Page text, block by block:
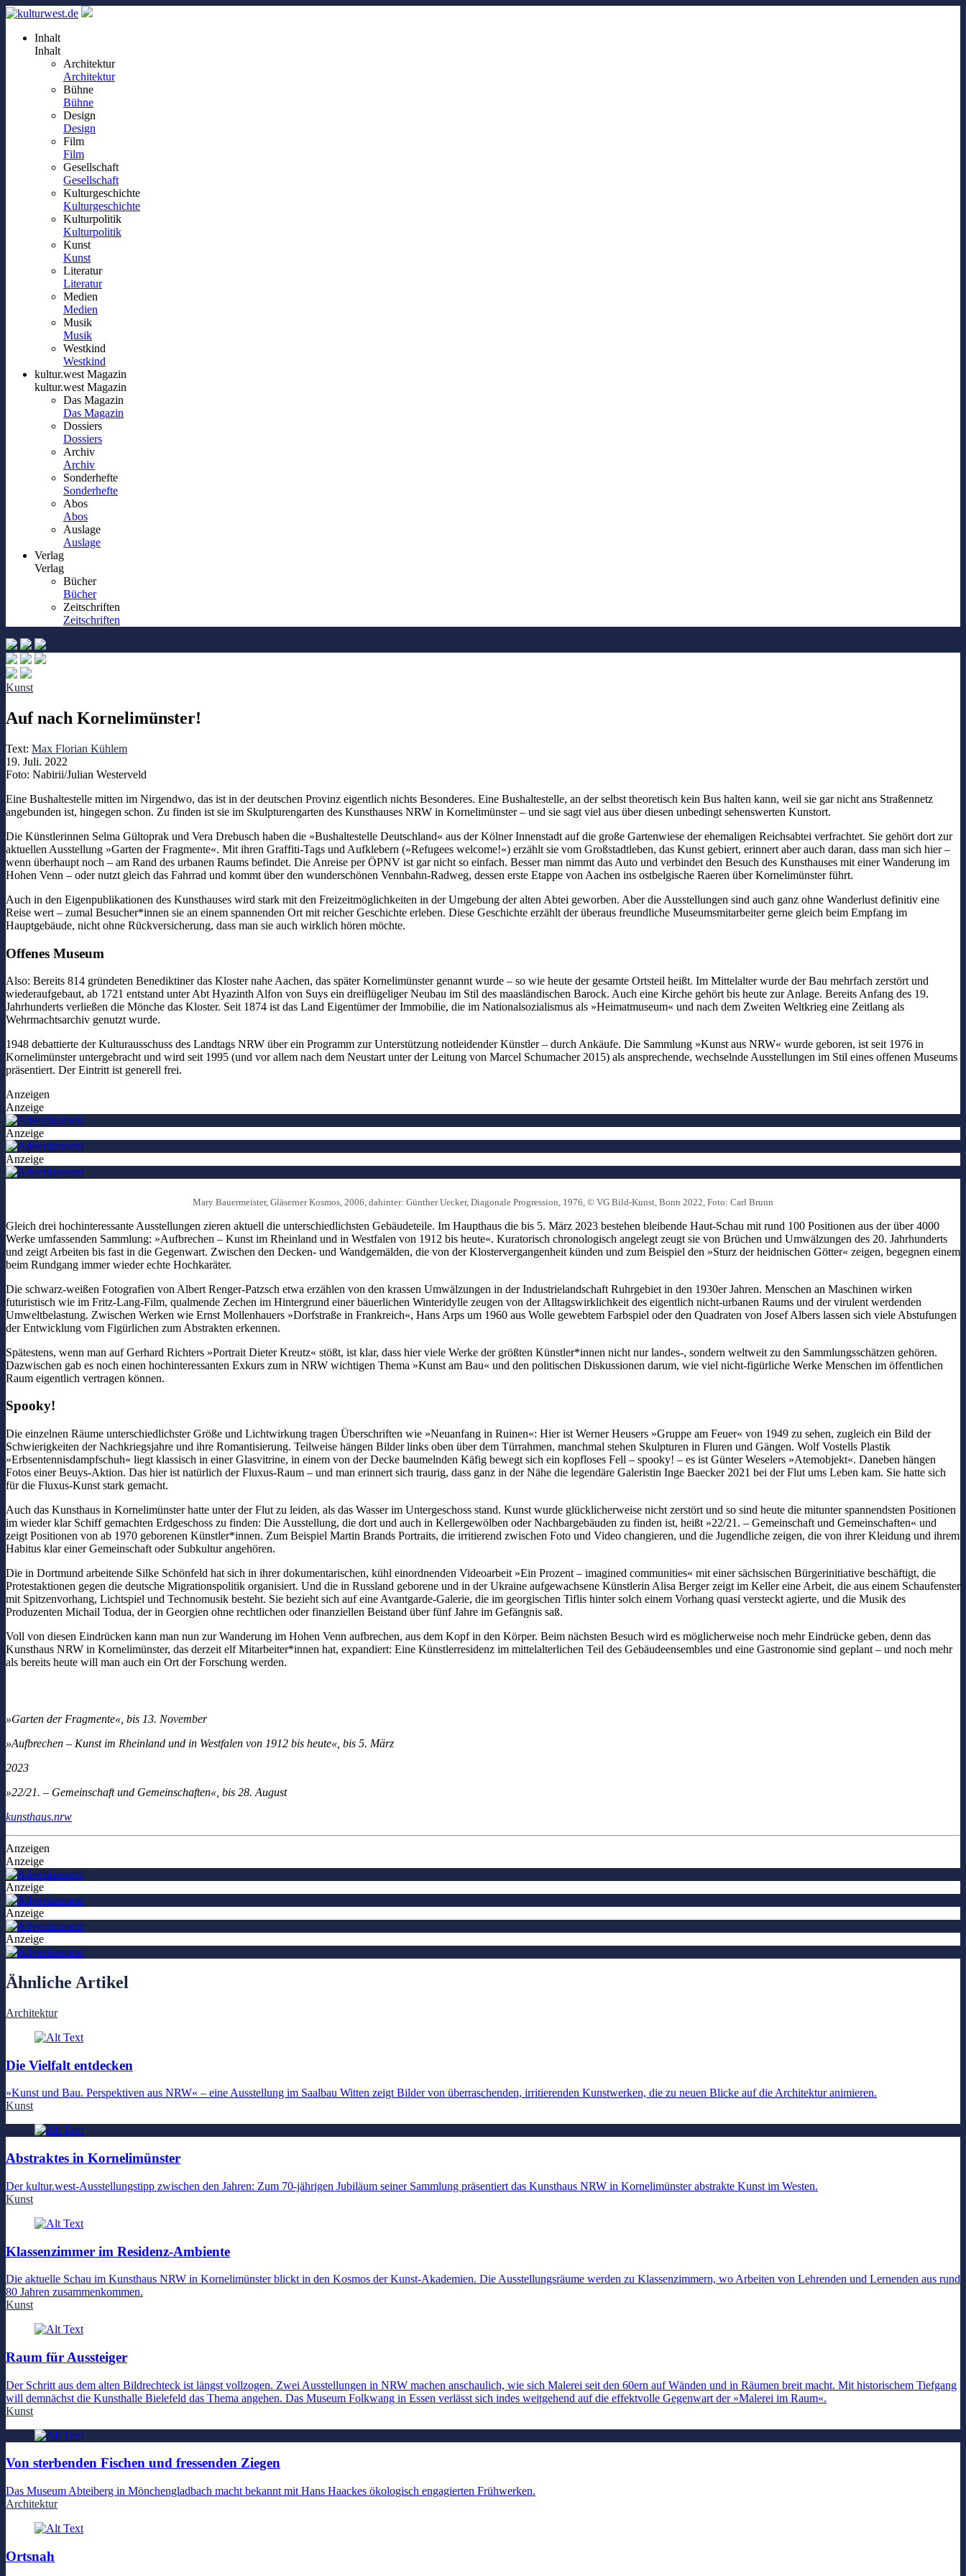
Inhalt
Inhalt
Architektur
Architektur
Bühne
Bühne
Design
Design
Film
Film
Gesellschaft
Gesellschaft
Kulturgeschichte
Kulturgeschichte
Kulturpolitik
Kulturpolitik
Kunst
Kunst
Literatur
Literatur
Medien
Medien
Musik
Musik
Westkind
Westkind
kultur.west Magazin
kultur.west Magazin
Das Magazin
Das Magazin
Dossiers
Dossiers
Archiv
Archiv
Sonderhefte
Sonderhefte
Abos
Abos
Auslage
Auslage
Verlag
Verlag
Bücher
Bücher
Zeitschriften
Zeitschriften
Kunst
Auf nach Kornelimünster!
Text: Max Florian Kühlem
19. Juli. 2022
Foto: Nabirii/Julian Westerveld
Eine Bushaltestelle mitten im Nirgendwo, das ist in der deutschen Provinz eigentlich nichts Besonderes. Eine Bushaltestelle, an der selbst theoretisch kein Bus halten kann, weil sie gar nicht ans Straßennetz
angebunden ist, hingegen schon. Zu finden ist sie im Skulpturengarten des Kunsthauses NRW in Kornelimünster – und sie sagt viel aus über diesen unbedingt sehenswerten Kunstort.
Die Künstlerinnen Selma Gültoprak und Vera Drebusch haben die »Bushaltestelle Deutschland« aus der Kölner Innenstadt auf die große Gartenwiese der ehemaligen Reichsabtei verfrachtet. Sie gehört dort zur
aktuellen Ausstellung »Garten der Fragmente«. Mit ihren Graffiti-Tags und Aufklebern (»Refugees welcome!«) erzählt sie vom Großstadtleben, das Kunst gebiert, erinnert aber auch daran, dass man sich hier –
wenn überhaupt noch – am Rand des urbanen Raums befindet. Die Anreise per ÖPNV ist gar nicht so einfach. Besser man nimmt das Auto und verbindet den Besuch des Kunsthauses mit einer Wanderung im
Hohen Venn – oder nutzt gleich das Fahrrad und kommt über den wunderschönen Vennbahn-Radweg, dessen erste Etappe von Aachen ins ostbelgische Raeren über Kornelimünster führt.
Auch in den Eigenpublikationen des Kunsthauses wird stark mit den Freizeitmöglichkeiten in der Umgebung der alten Abtei geworben. Aber die Ausstellungen sind auch ganz ohne Wanderlust definitiv eine
Reise wert – zumal Besucher*innen sie an einem spannenden Ort mit reicher Geschichte erleben. Diese Geschichte erzählt der überaus freundliche Museumsmitarbeiter gerne gleich beim Empfang im
Hauptgebäude, nicht ohne Rückversicherung, dass man sie auch wirklich hören möchte.
Offenes Museum
Also: Bereits 814 gründeten Benediktiner das Kloster nahe Aachen, das später Kornelimünster genannt wurde – so wie heute der gesamte Ortsteil heißt. Im Mittelalter wurde der Bau mehrfach zerstört und
wiederaufgebaut, ab 1721 entstand unter Abt Hyazinth Alfon von Suys ein dreiflügeliger Neubau im Stil des maasländischen Barock. Auch eine Kirche gehört bis heute zur Anlage. Bereits Anfang des 19.
Jahrhunderts verließen die Mönche das Kloster. Seit 1874 ist das Land Eigentümer der Immobilie, die im Nationalsozialismus als »Heimatmuseum« und nach dem Zweiten Weltkrieg eine Zeitlang als
Wehrmachtsarchiv genutzt wurde.
1948 debattierte der Kulturausschuss des Landtags NRW über ein Programm zur Unterstützung notleidender Künstler – durch Ankäufe. Die Sammlung »Kunst aus NRW« wurde geboren, ist seit 1976 in
Kornelimünster untergebracht und wird seit 1995 (und vor allem nach dem Neustart unter der Leitung von Marcel Schumacher 2015) als ansprechende, wechselnde Ausstellungen im Stil eines offenen Museums
präsentiert. Der Eintritt ist generell frei.
Anzeigen
Anzeige
Anzeige
Anzeige
Mary Bauermeister, Gläserner Kosmos, 2006, dahinter: Günther Uecker, Diagonale Progression, 1976, © VG Bild-Kunst, Bonn 2022, Foto: Carl Brunn
Gleich drei hochinteressante Ausstellungen zieren aktuell die unterschiedlichsten Gebäudeteile. Im Haupthaus die bis 5. März 2023 bestehen bleibende Haut-Schau mit rund 100 Positionen aus der über 4000
Werke umfassenden Sammlung: »Aufbrechen – Kunst im Rheinland und in Westfalen von 1912 bis heute«. Kuratorisch chronologisch angelegt zeugt sie von Brüchen und Umwälzungen des 20. Jahrhunderts
und zeigt Arbeiten bis fast in die Gegenwart. Zwischen den Decken- und Wandgemälden, die von der Klostervergangenheit künden und zum Beispiel den »Sturz der heidnischen Götter« zeigen, begegnen einem
beim Rundgang immer wieder echte Hochkaräter.
Die schwarz-weißen Fotografien von Albert Renger-Patzsch etwa erzählen von den krassen Umwälzungen in der Industrielandschaft Ruhrgebiet in den 1930er Jahren. Menschen an Maschinen wirken
futuristisch wie im Fritz-Lang-Film, qualmende Zechen im Hintergrund einer bäuerlichen Winteridylle zeugen von der Alltagswirklichkeit des eigentlich nicht-urbanen Raums und der virulent werdenden
Umweltbelastung. Zwischen Werken wie Ernst Mollenhauers »Dorfstraße in Frankreich«, Hans Arps um 1960 aus Wolle gewebtem Farbspiel oder den Quadraten von Josef Albers lassen sich viele Abstufungen
der Entwicklung vom Figürlichen zum Abstrakten erkennen.
Spätestens, wenn man auf Gerhard Richters »Portrait Dieter Kreutz« stößt, ist klar, dass hier viele Werke der größten Künstler*innen nicht nur landes-, sondern weltweit zu den Sammlungsschätzen gehören.
Dazwischen gab es noch einen hochinteressanten Exkurs zum in NRW wichtigen Thema »Kunst am Bau« und den politischen Diskussionen darum, wie viel nicht-figürliche Werke Menschen im öffentlichen
Raum eigentlich vertragen können.
Spooky!
Die einzelnen Räume unterschiedlichster Größe und Lichtwirkung tragen Überschriften wie »Neuanfang in Ruinen«: Hier ist Werner Heusers »Gruppe am Feuer« von 1949 zu sehen, zugleich ein Bild der
Schwierigkeiten der Nachkriegsjahre und ihre Romantisierung. Teilweise hängen Bilder links oben über dem Türrahmen, manchmal stehen Skulpturen in Fluren und Gängen. Wolf Vostells Plastik
»Erbsentennisdampfschuh« liegt klassisch in einer Glasvitrine, in einem von der Decke baumelnden Käfig bewegt sich ein kopfloses Fell – spooky! – es ist Günter Weselers »Atemobjekt«. Daneben hängen
Fotos einer Beuys-Aktion. Das hier ist natürlich der Fluxus-Raum – und man erinnert sich traurig, dass ganz in der Nähe die legendäre Galeristin Inge Baecker 2021 bei der Flut ums Leben kam. Sie hatte sich
für die Fluxus-Kunst stark gemacht.
Auch das Kunsthaus in Kornelimünster hatte unter der Flut zu leiden, als das Wasser im Untergeschoss stand. Kunst wurde glücklicherweise nicht zerstört und so sind heute die mitunter spannendsten Positionen
im wieder klar Schiff gemachten Erdgeschoss zu finden: Die Ausstellung, die dort und auch in Kellergewölben oder Nachbargebäuden zu finden ist, heißt »22/21. – Gemeinschaft und Gemeinschaften« und
zeigt Positionen von ab 1970 geborenen Künstler*innen. Zum Beispiel Martin Brands Portraits, die irritierend zwischen Foto und Video changieren, und die Jugendliche zeigen, die von ihrer Kleidung und ihrem
Habitus klar einer Gemeinschaft oder Subkultur angehören.
Die in Dortmund arbeitende Silke Schönfeld hat sich in ihrer dokumentarischen, kühl einordnenden Videoarbeit »Ein Prozent – imagined communities« mit einer sächsischen Bürgerinitiative beschäftigt, die
Protestaktionen gegen die deutsche Migrationspolitik organisiert. Und die in Russland geborene und in der Ukraine aufgewachsene Künstlerin Alisa Berger zeigt im Keller eine Arbeit, die aus einem Schaufenster
mit Spitzenvorhang, Lichtspiel und Technomusik besteht. Sie bezieht sich auf eine Avantgarde-Galerie, die im georgischen Tiflis hinter solch einem Vorhang quasi versteckt agierte, und die Musik des
Produzenten Michail Todua, der in Georgien ohne rechtlichen oder finanziellen Beistand über fünf Jahre im Gefängnis saß.
Voll von diesen Eindrücken kann man nun zur Wanderung im Hohen Venn aufbrechen, aus dem Kopf in den Körper. Beim nächsten Besuch wird es möglicherweise noch mehr Eindrücke geben, denn das
Kunsthaus NRW in Kornelimünster, das derzeit elf Mitarbeiter*innen hat, expandiert: Eine Künstlerresidenz im mittelalterlichen Teil des Gebäudeensembles und eine Gastronomie sind geplant – und noch mehr
als bereits heute will man auch ein Ort der Forschung werden.
»Garten der Fragmente«, bis 13. November
»Aufbrechen – Kunst im Rheinland und in Westfalen von 1912 bis heute«, bis 5. März
2023
»22/21. – Gemeinschaft und Gemeinschaften«, bis 28. August
kunsthaus.nrw
Anzeigen
Anzeige
Anzeige
Anzeige
Anzeige
Ähnliche Artikel
Architektur
Die Vielfalt entdecken
»Kunst und Bau. Perspektiven aus NRW« – eine Ausstellung im Saalbau Witten zeigt Bilder von überraschenden, irritierenden Kunstwerken, die zu neuen Blicke auf die Architektur animieren.
Kunst
Abstraktes in Kornelimünster
Der kultur.west-Ausstellungstipp zwischen den Jahren: Zum 70-jährigen Jubiläum seiner Sammlung präsentiert das Kunsthaus NRW in Kornelimünster abstrakte Kunst im Westen.
Kunst
Klassenzimmer im Residenz-Ambiente
Die aktuelle Schau im Kunsthaus NRW in Kornelimünster blickt in den Kosmos der Kunst-Akademien. Die Ausstellungsräume werden zu Klassenzimmern, wo Arbeiten von Lehrenden und Lernenden aus rund
80 Jahren zusammenkommen.
Kunst
Raum für Aussteiger
Der Schritt aus dem alten Bildrechteck ist längst vollzogen. Zwei Ausstellungen in NRW machen anschaulich, wie sich Malerei seit den 60ern auf Wänden und in Räumen breit macht. Mit historischem Tiefgang
will demnächst die Kunsthalle Bielefeld das Thema angehen. Das Museum Folkwang in Essen verlässt sich indes weitgehend auf die effektvolle Gegenwart der »Malerei im Raum«.
Kunst
Von sterbenden Fischen und fressenden Ziegen
Das Museum Abteiberg in Mönchengladbach macht bekannt mit Hans Haackes ökologisch engagierten Frühwerken.
Architektur
Ortsnah